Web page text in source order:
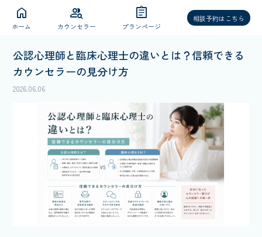
home
ホーム
group_search
カウンセラー
assignment
プランページ
相談予約はこちら
公認心理師と臨床心理士の違いとは？信頼できる
カウンセラーの見分け方
2026.06.06